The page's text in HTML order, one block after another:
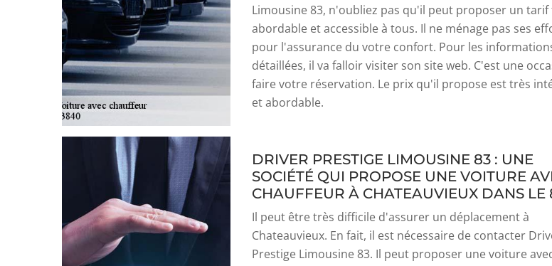
Limousine 83, n'oubliez pas qu'il peut proposer un tarif
abordable et accessible à tous. Il ne ménage pas ses
pour l'assurance du votre confort. Pour les
détaillées, il va falloir visiter son site web. C'est une
faire votre réservation. Le prix qu'il propose est très
et abordable.
DRIVER PRESTIGE LIMOUSINE 83 : UNE
SOCIÉTÉ QUI PROPOSE UNE VOITURE
CHAUFFEUR À CHATEAUVIEUX DANS LE
Il peut être très difficile d'assurer un déplacement à
Chateauvieux. En fait, il est nécessaire de contacter
Prestige Limousine 83. Il peut proposer une voiture